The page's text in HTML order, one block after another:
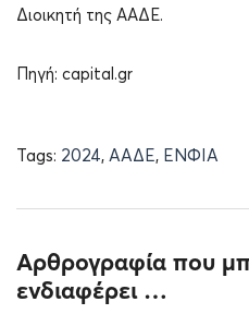
Διοικητή της ΑΑΔΕ.
Πηγή: capital.gr
Tags: 2024, ΑΑΔΕ, ΕΝΦΙΑ
Αρθρογραφία που
ενδιαφέρει …